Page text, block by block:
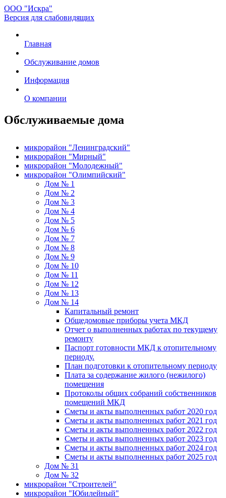
ООО "Искра"
Версия для слабовидящих
Главная
Обслуживание домов
Информация
О компании
Обслуживаемые дома
микрорайон "Ленинградский"
микрорайон "Мирный"
микрорайон "Молодежный"
микрорайон "Олимпийский"
Дом № 1
Дом № 2
Дом № 3
Дом № 4
Дом № 5
Дом № 6
Дом № 7
Дом № 8
Дом № 9
Дом № 10
Дом № 11
Дом № 12
Дом № 13
Дом № 14
Капитальный ремонт
Общедомовые приборы учета МКД
Отчет о выполненных работах по текущему
ремонту
Паспорт готовности МКД к отопительному
периоду.
План подготовки к отопительному периоду
Плата за содержание жилого (нежилого)
помещения
Протоколы общих собраний собственников
помещений МКД
Сметы и акты выполненных работ 2020 год
Сметы и акты выполненных работ 2021 год
Сметы и акты выполненных работ 2022 год
Сметы и акты выполненных работ 2023 год
Сметы и акты выполненных работ 2024 год
Сметы и акты выполненных работ 2025 год
Дом № 31
Дом № 32
микрорайон "Строителей"
микрорайон "Юбилейный"